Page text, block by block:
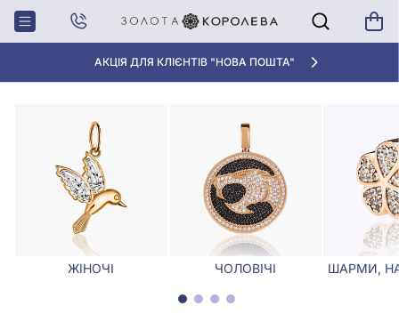
АКЦІЯ ДЛЯ КЛІЄНТІВ "НОВА ПОШТА"
Головна Кулони, Підвіски Підвіска чоловіча
ПІДВІСКА ЧОЛОВІЧА
ЖІНОЧІ ЧОЛОВІЧІ ШАРМИ,